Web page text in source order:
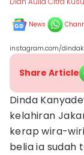
News
instagram.com/
Share Article
Dinda
kelahiran
kerap wira-
belia ia sudah